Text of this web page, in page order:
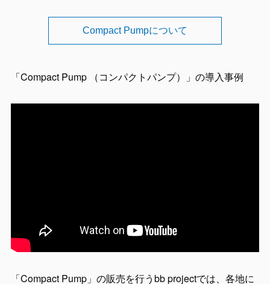
Compact Pumpについて
「Compact Pump （コンパクトパンプ）」の導入事例
「Compact Pump」の販売を行うbb projectでは、各地に